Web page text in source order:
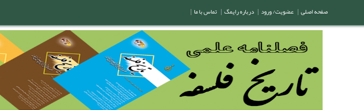
صفحه اصلی | عضویت/ ورود | درباره رایمگ | تماس با ما |